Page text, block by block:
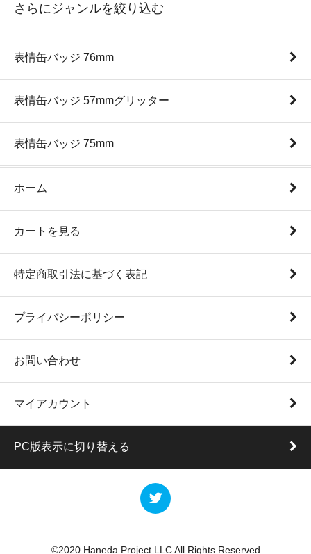
さらにジャンルを絞り込む
表情缶バッジ 76mm
表情缶バッジ 57mmグリッター
表情缶バッジ 75mm
ホーム
カートを見る
特定商取引法に基づく表記
プライバシーポリシー
お問い合わせ
マイアカウント
PC版表示に切り替える
©2020 Haneda Project LLC All Rights Reserved